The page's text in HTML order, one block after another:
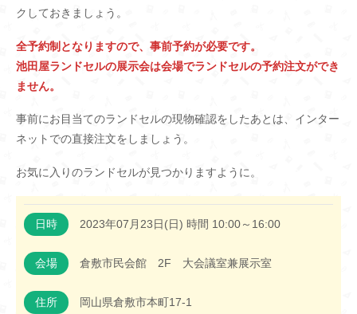
クしておきましょう。
全予約制となりますので、事前予約が必要です。
池田屋ランドセルの展示会は会場でランドセルの予約注文ができ
ません。
事前にお目当てのランドセルの現物確認をしたあとは、インター
ネットでの直接注文をしましょう。
お気に入りのランドセルが見つかりますように。
日時 2023年07月23日(日) 時間 10:00～16:00
会場 倉敷市民会館 2F 大会議室兼展示室
住所 岡山県倉敷市本町17-1